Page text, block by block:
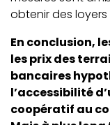
obtenir des
En conclusion,
les prix des
bancaires
l’accessibilité
coopératif au